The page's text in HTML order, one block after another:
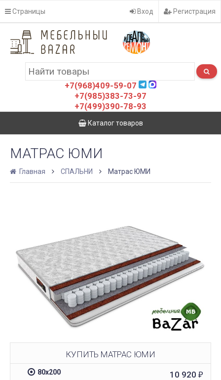
Страницы Вход Регистрация
+7(968)409-59-07
+7(985)383-73-97
+7(499)390-78-93
Каталог товаров
МАТРАС ЮМИ
Главная СПАЛЬНИ Матрас ЮМИ
КУПИТЬ МАТРАС ЮМИ
80х200 10 920 ₽